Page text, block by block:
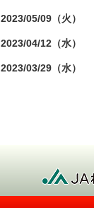
2023/05/09（火）
2023/04/12（水）
2023/03/29（水）
2021/03/27（土）